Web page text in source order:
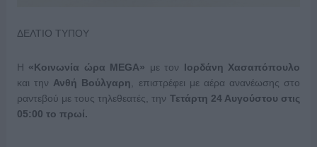
ΔΕΛΤΙΟ ΤΥΠΟΥ
Η «Κοινωνία ώρα MEGA» με τον Ιορδάνη Χασαπόπουλο
και την Ανθή Βούλγαρη , επιστρέφει με αέρα ανανέωσης στο
ραντεβού με τους τηλεθεατές, την Τετάρτη 24 Αυγούστου στις
05:00 το πρωί.